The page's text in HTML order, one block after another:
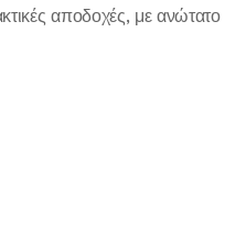
αποδοχές, με ανώτατο